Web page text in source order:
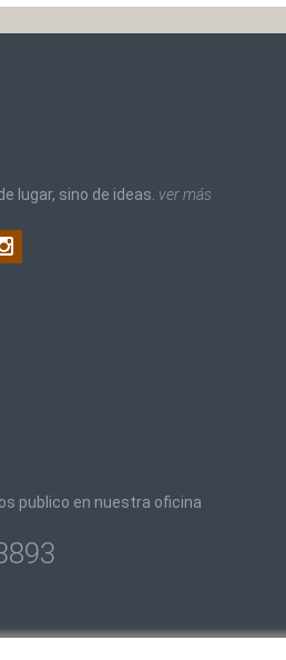
lugar, sino de ideas. ver más
publico en nuestra oficina